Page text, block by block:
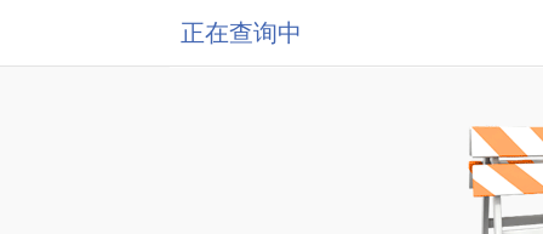
正在查询中